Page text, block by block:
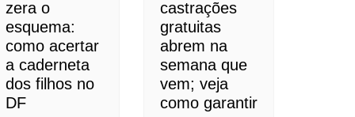
zera o
esquema:
como acertar
a caderneta
dos filhos no
DF
castrações
gratuitas
abrem na
semana que
vem; veja
como garantir